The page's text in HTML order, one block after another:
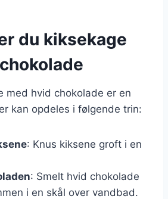
du kiksekage
med hvid chokolade er en
kan opdeles i følgende trin:
: Knus kiksene groft i en
: Smelt hvid chokolade
i en skål over vandbad.